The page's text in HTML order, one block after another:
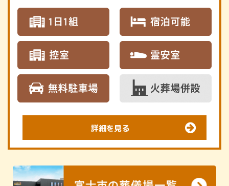
詳細を見る